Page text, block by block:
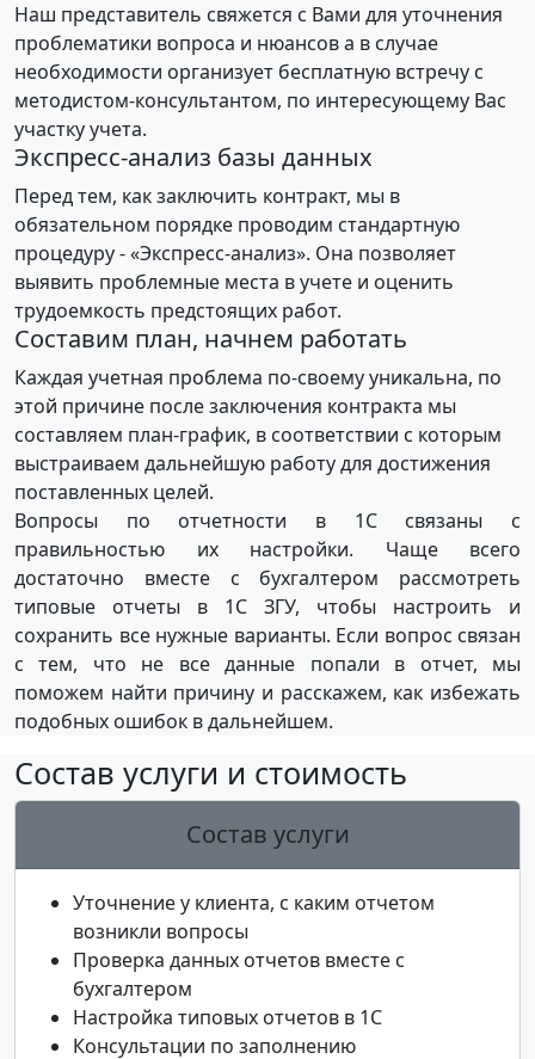
Наш представитель свяжется с Вами для уточнения
проблематики вопроса и нюансов а в случае
необходимости организует бесплатную встречу с
методистом-консультантом, по интересующему Вас
участку учета.
Экспресс-анализ базы данных
Перед тем, как заключить контракт, мы в
обязательном порядке проводим стандартную
процедуру - «Экспресс-анализ». Она позволяет
выявить проблемные места в учете и оценить
трудоемкость предстоящих работ.
Составим план, начнем работать
Каждая учетная проблема по-своему уникальна, по
этой причине после заключения контракта мы
составляем план-график, в соответствии с которым
выстраиваем дальнейшую работу для достижения
поставленных целей.
Вопросы по отчетности в 1С связаны с
правильностью их настройки. Чаще всего
достаточно вместе с бухгалтером рассмотреть
типовые отчеты в 1С ЗГУ, чтобы настроить и
сохранить все нужные варианты. Если вопрос связан
с тем, что не все данные попали в отчет, мы
поможем найти причину и расскажем, как избежать
подобных ошибок в дальнейшем.
Состав услуги и стоимость
Состав услуги
Уточнение у клиента, с каким отчетом
возникли вопросы
Проверка данных отчетов вместе с
бухгалтером
Настройка типовых отчетов в 1С
Консультации по заполнению